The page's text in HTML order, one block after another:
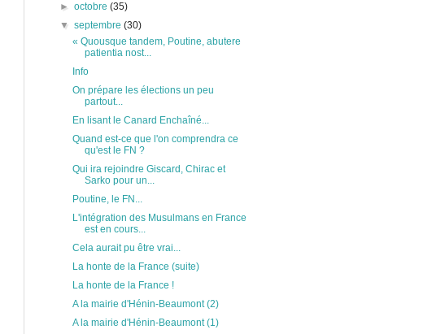
►octobre(35)
▼septembre(30)
« Quousque tandem, Poutine, abutere
patientia nost...
Info
On prépare les élections un peu
partout...
En lisant le Canard Enchaîné...
Quand est-ce que l'on comprendra ce
qu'est le FN ?
Qui ira rejoindre Giscard, Chirac et
Sarko pour un...
Poutine, le FN...
L'intégration des Musulmans en France
est en cours...
Cela aurait pu être vrai...
La honte de la France (suite)
La honte de la France !
A la mairie d'Hénin-Beaumont (2)
A la mairie d'Hénin-Beaumont (1)